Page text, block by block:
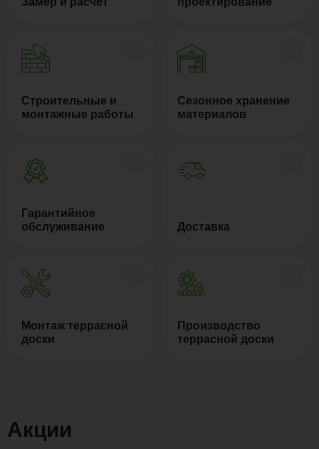
Строительные и
монтажные работы
Сезонное хранение
материалов
Гарантийное
обслуживание
Доставка
Монтаж террасной
доски
Производство
террасной доски
Акции